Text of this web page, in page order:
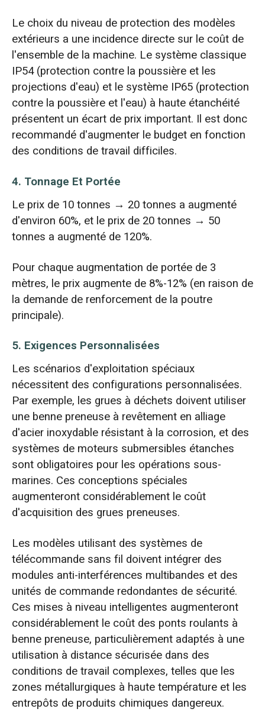
Le choix du niveau de protection des modèles
extérieurs a une incidence directe sur le coût de
l'ensemble de la machine. Le système classique
IP54 (protection contre la poussière et les
projections d'eau) et le système IP65 (protection
contre la poussière et l'eau) à haute étanchéité
présentent un écart de prix important. Il est donc
recommandé d'augmenter le budget en fonction
des conditions de travail difficiles.
4. Tonnage Et Portée
Le prix de 10 tonnes → 20 tonnes a augmenté
d'environ 60%, et le prix de 20 tonnes → 50
tonnes a augmenté de 120%.
Pour chaque augmentation de portée de 3
mètres, le prix augmente de 8%-12% (en raison de
la demande de renforcement de la poutre
principale).
5. Exigences Personnalisées
Les scénarios d'exploitation spéciaux
nécessitent des configurations personnalisées.
Par exemple, les grues à déchets doivent utiliser
une benne preneuse à revêtement en alliage
d'acier inoxydable résistant à la corrosion, et des
systèmes de moteurs submersibles étanches
sont obligatoires pour les opérations sous-
marines. Ces conceptions spéciales
augmenteront considérablement le coût
d'acquisition des grues preneuses.
Les modèles utilisant des systèmes de
télécommande sans fil doivent intégrer des
modules anti-interférences multibandes et des
unités de commande redondantes de sécurité.
Ces mises à niveau intelligentes augmenteront
considérablement le coût des ponts roulants à
benne preneuse, particulièrement adaptés à une
utilisation à distance sécurisée dans des
conditions de travail complexes, telles que les
zones métallurgiques à haute température et les
entrepôts de produits chimiques dangereux.